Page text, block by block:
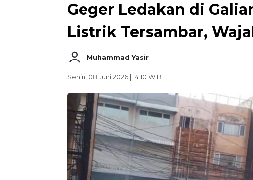
Geger Ledakan di
Listrik Tersambar,
Muhammad Yasir
Senin, 08 Juni 2026 | 14:10 WIB